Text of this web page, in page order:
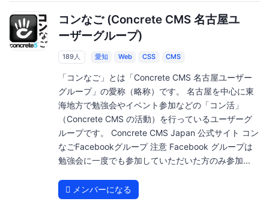
コンなご (Concrete CMS 名古屋ユ
ーザーグループ)
189人 愛知 Web CSS CMS
「コンなご」とは「Concrete CMS 名古屋ユーザー
グループ」の愛称（略称）です。 名古屋を中心に東
海地方で勉強会やイベント参加などの「コン活」
（Concrete CMS の活動）を行っているユーザーグ
ループです。 Concrete CMS Japan 公式サイト コン
なごFacebookグループ 注意 Facebook グループは
勉強会に一度でも参加していただいた方のみ参加...
メンバーになる